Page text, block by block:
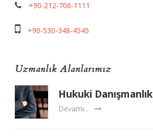
+90-212-706-1111
+90-530-348-4545
Uzmanlık Alanlarımız
Hukuki Danışmanlık
Devamı...